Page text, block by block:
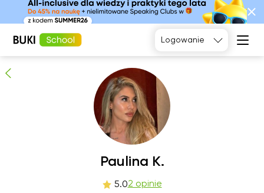
Matematyka
Język polski
Język
angielski
Język
francuski
Język
hiszpański
Logowanie
Paulina K. 2 osób poleca
Paulina K.
5.02 opinie
wto
śro